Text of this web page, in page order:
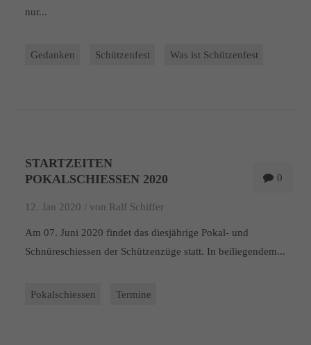
nur...
Gedanken Schützenfest Was ist Schützenfest
0
STARTZEITEN
POKALSCHIESSEN 2020
12. Jan 2020 / von Ralf Schiffer
Am 07. Juni 2020 findet das diesjährige Pokal- und
Schnüreschiessen der Schützenzüge statt. In beiliegendem...
Pokalschiessen Termine